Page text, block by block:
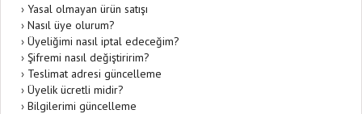
› Yasal olmayan ürün satışı
› Nasıl üye olurum?
› Üyeliğimi nasıl iptal edeceğim?
› Şifremi nasıl değiştiririm?
› Teslimat adresi güncelleme
› Üyelik ücretli midir?
› Bilgilerimi güncelleme